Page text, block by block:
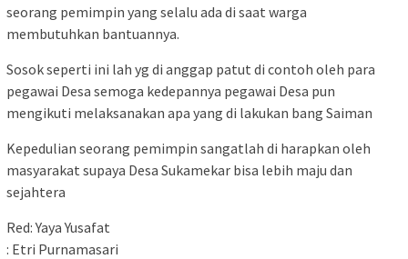
seorang pemimpin yang selalu ada di saat warga
membutuhkan bantuannya.
Sosok seperti ini lah yg di anggap patut di contoh oleh para
pegawai Desa semoga kedepannya pegawai Desa pun
mengikuti melaksanakan apa yang di lakukan bang Saiman
Kepedulian seorang pemimpin sangatlah di harapkan oleh
masyarakat supaya Desa Sukamekar bisa lebih maju dan
sejahtera
Red: Yaya Yusafat
: Etri Purnamasari